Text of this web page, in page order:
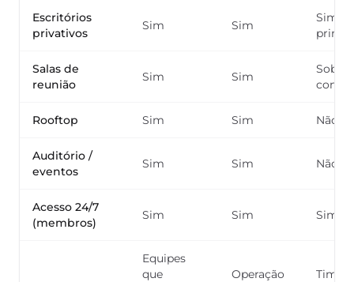
Escritórios
privativos
Sim Sim
Sim,
Salas de
reunião
Sim Sim
Sob
Rooftop Sim Sim Não
Auditório /
eventos
Sim Sim Não
Acesso 24/7
(membros)
Sim Sim Sim
Equipes
que
Operação
Times